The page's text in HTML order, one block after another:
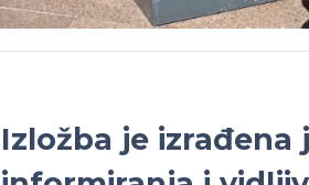
Izložba je